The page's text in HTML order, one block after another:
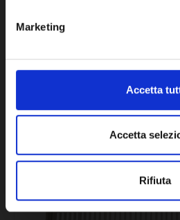
Marketing
Accetta
Accetta
Rifiuta
DISPONIBILE